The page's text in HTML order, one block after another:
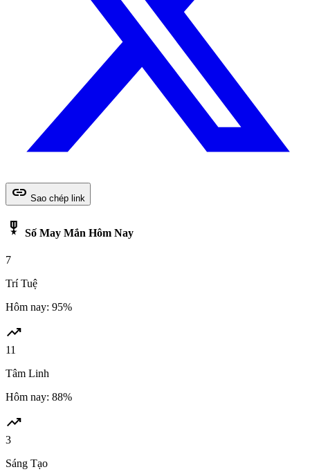
link Sao chép link
military_tech Số May Mắn Hôm Nay
7
Trí Tuệ
Hôm nay: 95%
trending_up
11
Tâm Linh
Hôm nay: 88%
trending_up
3
Sáng Tạo